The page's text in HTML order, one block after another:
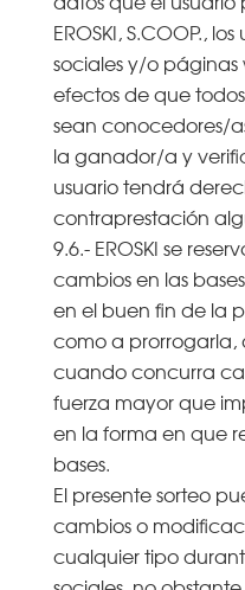
EROSKI, S.COOP.,
sociales y/o
efectos de que
sean conocedores/
la ganador/a y
usuario tendrá
contraprestación
9.6.- EROSKI se
cambios en las
en el buen fin de la
como a
cuando concurra
fuerza mayor que
en la forma en que
bases.
El presente sorteo
cambios o
cualquier tipo